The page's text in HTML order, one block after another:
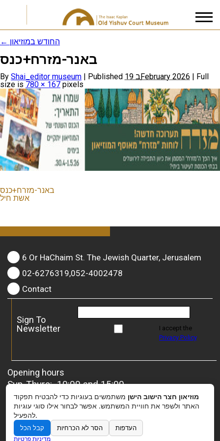
I accept thePrivacy Policy
← החודש במוזיאון
באנר-מזרח+כנס
By Shai_editor museum | Published 19 בFebruary 2026 | Full
size is 780 × 167 pixels
באנר-מזרח+כנס
אשת חיל
6 Or HaChaim St. The Jewish Quarter, Jerusalem
02-6276319,052-4002478
Contact
Sign To
Newsletter
I accept the
Privacy Policy
Opening hours
Sun-Thurs: 10:00 and 15:00
Friday: 10:00 and 13:00
For groups– it is possible to coordinate a special
opening.
מוזיאון חצר הישוב הישן משתמשים בעוגיות כדי להבטיח תפקוד
האתר ולשפר את חוויית המשתמש. אפשר לבחור אילו סוגי עוגיות
להפעיל.
קבל הכל הסר לא הכרחיות העדפות
מדיניות פרטיות